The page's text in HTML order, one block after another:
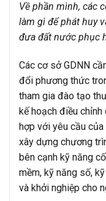
Về phần mình, các
làm gì để phát huy
đưa đất nước phục
Các cơ sở GDNN
đổi phương thức
tham gia đào tạo
kế hoạch điều chỉnh
hợp với yêu cầu
xây dựng chương
bên cạnh kỹ năng
mềm, kỹ năng số,
và khởi nghiệp cho